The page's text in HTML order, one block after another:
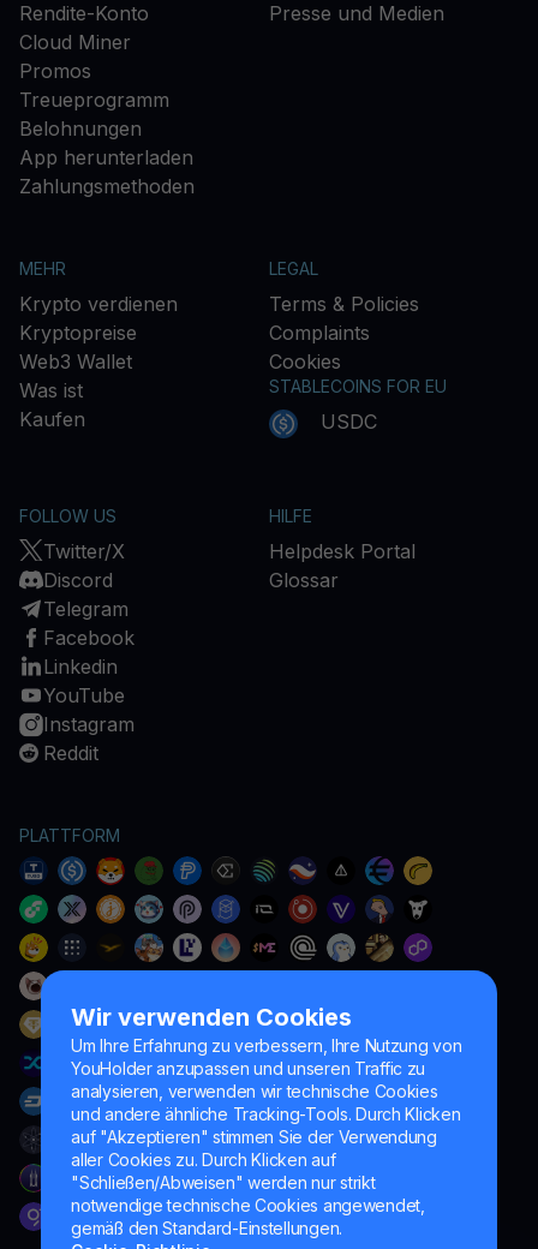
Wir verwenden Cookies
Um Ihre Erfahrung zu verbessern, Ihre Nutzung von
YouHolder anzupassen und unseren Traffic zu
analysieren, verwenden wir technische Cookies
und andere ähnliche Tracking-Tools. Durch Klicken
auf "Akzeptieren" stimmen Sie der Verwendung
aller Cookies zu. Durch Klicken auf
"Schließen/Abweisen" werden nur strikt
notwendige technische Cookies angewendet,
gemäß den Standard-Einstellungen.
Rendite-Konto
Cloud Miner
Promos
Treueprogramm
Belohnungen
App herunterladen
Zahlungsmethoden
Presse und Medien
MEHR
Krypto verdienen
Kryptopreise
Web3 Wallet
Was ist
Kaufen
LEGAL
Terms & Policies
Complaints
Cookies
STABLECOINS FOR EU
USDC
FOLLOW US
Twitter/X
Discord
Telegram
Facebook
Linkedin
YouTube
Instagram
Reddit
HILFE
Helpdesk Portal
Glossar
PLATTFORM